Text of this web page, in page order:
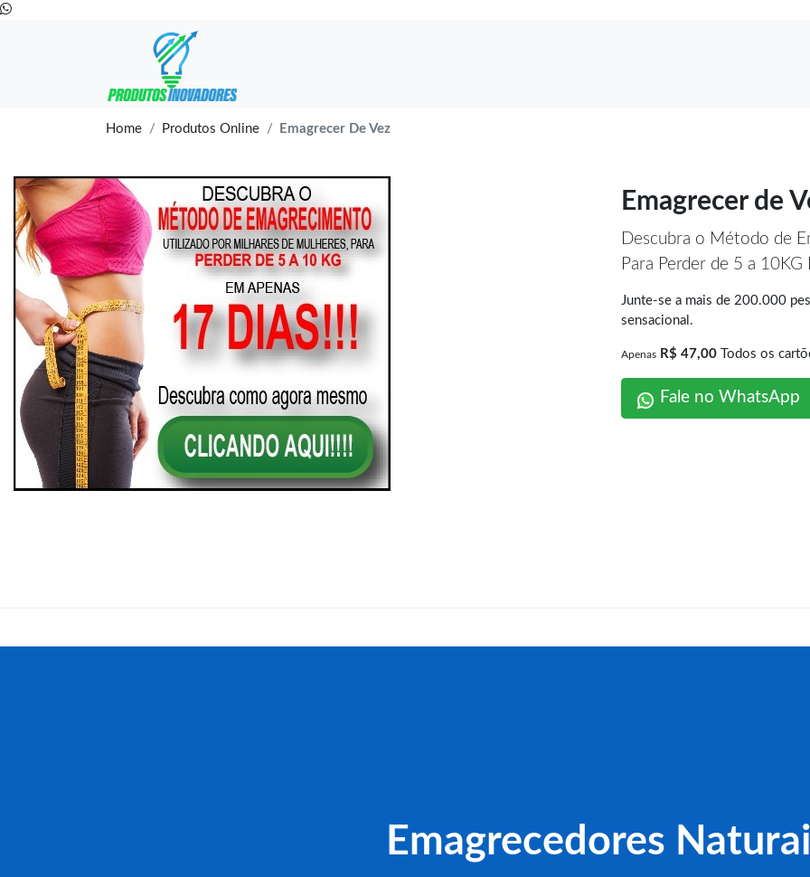
Home Produtos Online Emagrecer De Vez
Emagrecer de
Descubra o Método de
Para Perder de 5 a 10KG
Junte-se a mais de 200.000
sensacional.
Apenas R$ 47,00 Todos os
Fale no WhatsApp
Emagrecedores